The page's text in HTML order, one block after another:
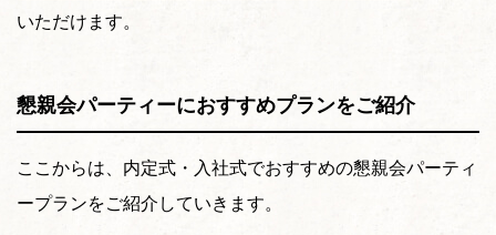
いただけます。
懇親会パーティーにおすすめプランをご紹介
ここからは、内定式・入社式でおすすめの懇親会パーティ
ープランをご紹介していきます。